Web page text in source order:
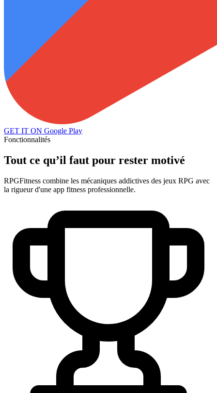
GET IT ON Google Play
Fonctionnalités
Tout ce qu’il faut pour rester motivé
RPGFitness combine les mécaniques addictives des jeux RPG avec
la rigueur d'une app fitness professionnelle.